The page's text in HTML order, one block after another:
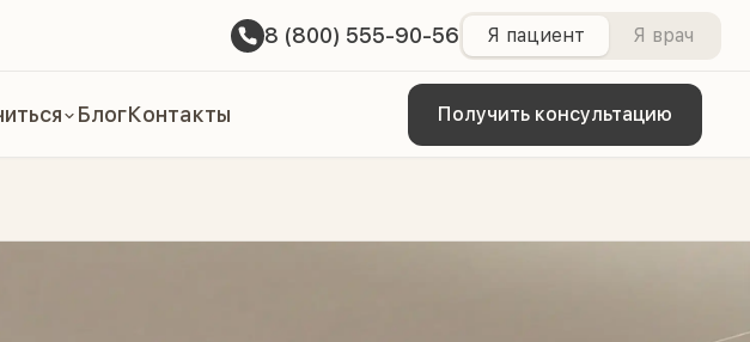
8 (800) 555-90-56 Я пациент Я врач
БлогКонтакты Получить консультацию